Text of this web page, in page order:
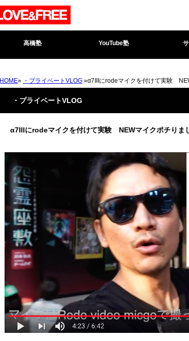
高橋塾 YouTube塾
HOME» ・プライベートVLOG »α7IIIにrodeマイクを付けて実験
・プライベートVLOG
α7IIIにrodeマイクを付けて実験 NEWマイクポチりま